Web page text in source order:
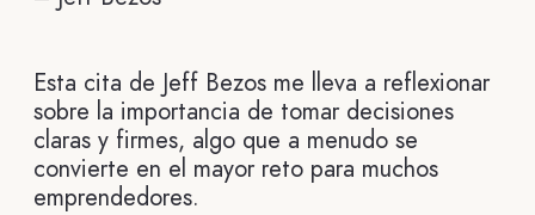
Esta cita de Jeff Bezos me lleva a reflexionar
sobre la importancia de tomar decisiones
claras y firmes, algo que a menudo se
convierte en el mayor reto para muchos
emprendedores.